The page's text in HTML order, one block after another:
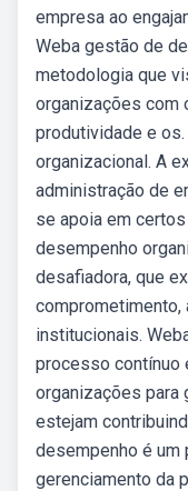
empresa ao
Weba gestão de
metodologia que
organizações com
produtividade e
organizacional. A
administração de
se apoia em
desempenho
desafiadora, que
comprometimento,
institucionais.
processo contínuo
organizações para
estejam
desempenho é um
gerenciamento da